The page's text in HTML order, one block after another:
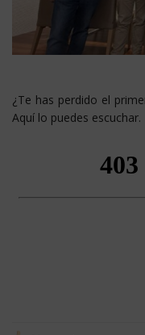
¿Te has perdido el
Aquí lo puedes escuchar.